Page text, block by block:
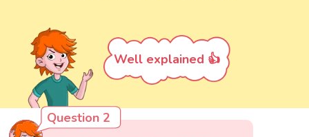
Well explained 👍
Question 2